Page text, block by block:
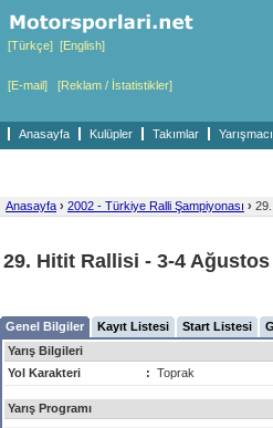
[Türkçe] [English]
[E-mail] [Reklam / İstatistikler]
Anasayfa Kulüpler Takımlar
Anasayfa › 2002 - Türkiye Ralli Şampiyonası ›
29. Hitit Rallisi - 3-4 Ağustos
Genel Bilgiler Kayıt Listesi Start Listesi
Yarış Bilgileri
Yol Karakteri
: Toprak
Yarış Programı